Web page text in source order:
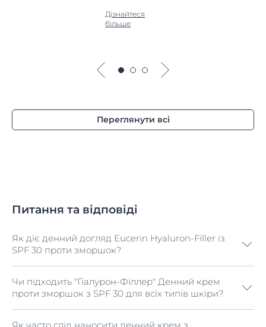
Дізнайтеся
більше
Переглянути всі
Питання та відповіді
Як діє денний догляд Eucerin Hyaluron-Filler із
SPF 30 проти зморшок?
З віком природний вміст Гіалуронової кислоти у
шкірі знижується, що призводить до втрати вологи,
появи тонких ліній та глибших зморшок. "Гіалурон-
Філлер" Денний крем проти зморшок з SPF 30
Чи підходить "Гіалурон-Філлер" Денний крем
проти зморшок з SPF 30 для всіх типів шкіри?